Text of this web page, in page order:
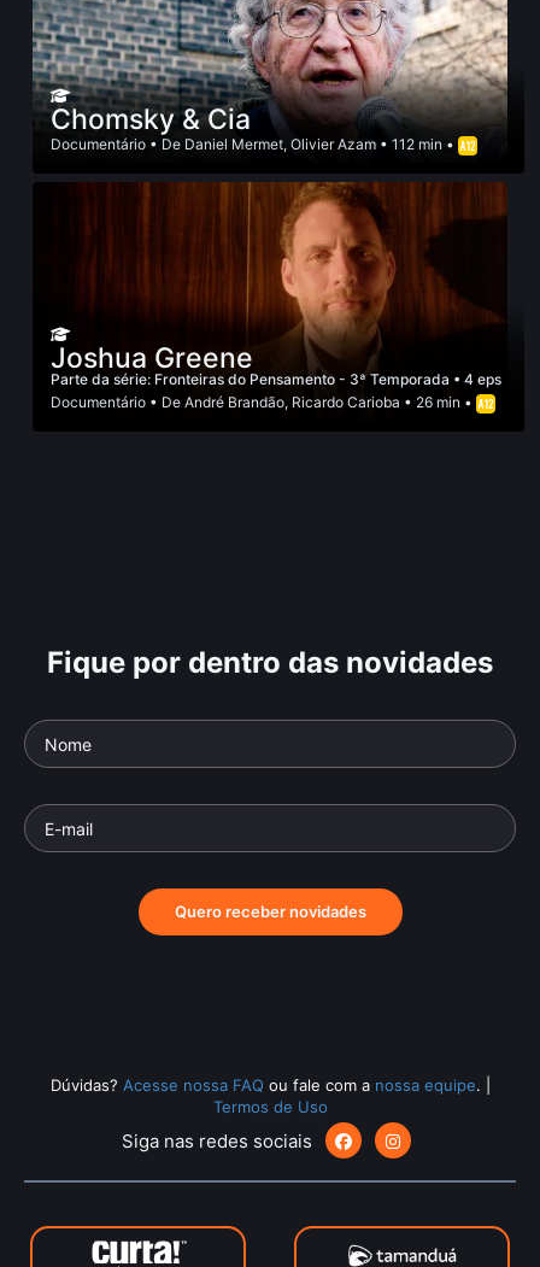
Chomsky & Cia
Documentário • De Daniel Mermet, Olivier Azam • 112 min •
Joshua Greene
Parte da série: Fronteiras do Pensamento - 3ª Temporada • 4 eps
Documentário • De André Brandão, Ricardo Carioba • 26 min •
Fique por dentro das novidades
Quero receber novidades
Dúvidas? Acesse nossa FAQ ou fale com a nossa equipe.
Termos de Uso
Siga nas redes sociais